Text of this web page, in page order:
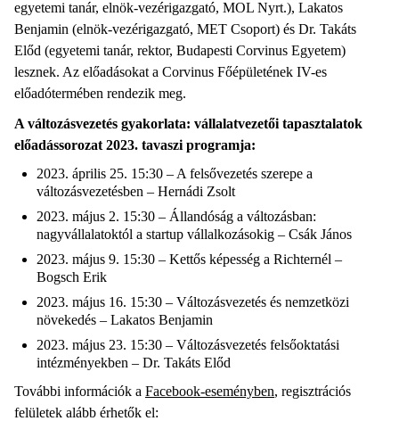
egyetemi tanár, elnök-vezérigazgató, MOL Nyrt.), Lakatos
Benjamin (elnök-vezérigazgató, MET Csoport) és Dr. Takáts
Előd (egyetemi tanár, rektor, Budapesti Corvinus Egyetem)
lesznek. Az előadásokat a Corvinus Főépületének IV-es
előadótermében rendezik meg.
A változásvezetés gyakorlata: vállalatvezetői tapasztalatok
előadássorozat 2023. tavaszi programja:
2023. április 25. 15:30 – A felsővezetés szerepe a
változásvezetésben – Hernádi Zsolt
2023. május 2. 15:30 – Állandóság a változásban:
nagyvállalatoktól a startup vállalkozásokig – Csák János
2023. május 9. 15:30 – Kettős képesség a Richternél –
Bogsch Erik
2023. május 16. 15:30 – Változásvezetés és nemzetközi
növekedés – Lakatos Benjamin
2023. május 23. 15:30 – Változásvezetés felsőoktatási
intézményekben – Dr. Takáts Előd
További információk a Facebook-eseményben, regisztrációs
felületek alább érhetők el: